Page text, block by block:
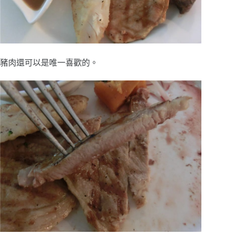
豬肉還可以是唯一喜歡的。